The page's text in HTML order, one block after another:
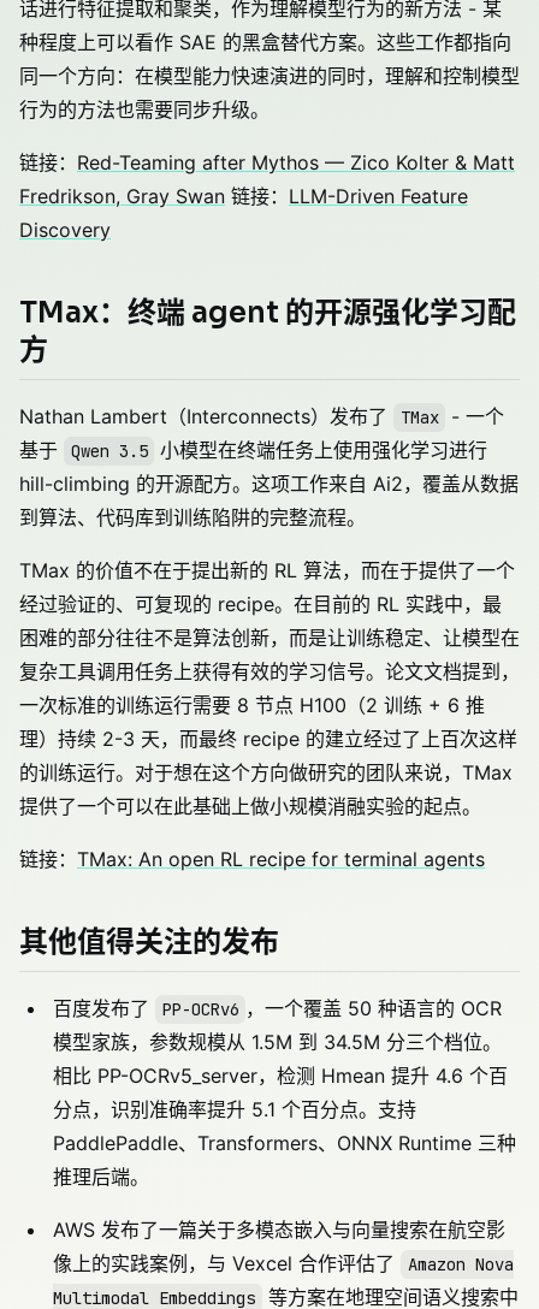
话进行特征提取和聚类，作为理解模型行为的新方法 - 某
种程度上可以看作 SAE 的黑盒替代方案。这些工作都指向
同一个方向：在模型能力快速演进的同时，理解和控制模型
行为的方法也需要同步升级。
链接： Red-Teaming after Mythos — Zico Kolter & Matt
Fredrikson, Gray Swan 链接： LLM-Driven Feature
Discovery
TMax：终端 agent 的开源强化学习配
方
Nathan Lambert（Interconnects）发布了 TMax
- 一个
基于
Qwen 3.5 小模型在终端任务上使用强化学习进行
hill-climbing 的开源配方。这项工作来自 Ai2，覆盖从数据
到算法、代码库到训练陷阱的完整流程。
TMax 的价值不在于提出新的 RL 算法，而在于提供了一个
经过验证的、可复现的 recipe。在目前的 RL 实践中，最
困难的部分往往不是算法创新，而是让训练稳定、让模型在
复杂工具调用任务上获得有效的学习信号。论文文档提到，
一次标准的训练运行需要 8 节点 H100（2 训练 + 6 推
理）持续 2-3 天，而最终 recipe 的建立经过了上百次这样
的训练运行。对于想在这个方向做研究的团队来说，TMax
提供了一个可以在此基础上做小规模消融实验的起点。
链接： TMax: An open RL recipe for terminal agents
其他值得关注的发布
百度发布了 PP-OCRv6 ，一个覆盖 50 种语言的 OCR
模型家族，参数规模从 1.5M 到 34.5M 分三个档位。
相比 PP-OCRv5_server，检测 Hmean 提升 4.6 个百
分点，识别准确率提升 5.1 个百分点。支持
PaddlePaddle、Transformers、ONNX Runtime 三种
推理后端。
AWS 发布了一篇关于多模态嵌入与向量搜索在航空影
像上的实践案例，与 Vexcel 合作评估了
Amazon Nova
Multimodal Embeddings
等方案在地理空间语义搜索中